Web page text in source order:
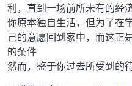
利，直到一场前所未有的经
你原本独自生活，但为了在
己的意愿回到家中，而这正
的条件
然而，鉴于你过去所受到的